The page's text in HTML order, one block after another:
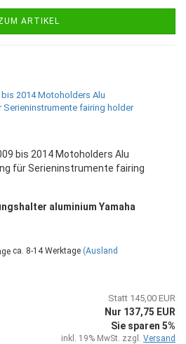
ARTIKEL
bis 2014 Motoholders Alu
für Serieninstrumente fairing
aluminium Yamaha
ca. 8-14 Werktage (Ausland
Statt 145,00 EUR
Nur 137,75 EUR
Sie sparen 5%
inkl. 19% MwSt. zzgl. Versand